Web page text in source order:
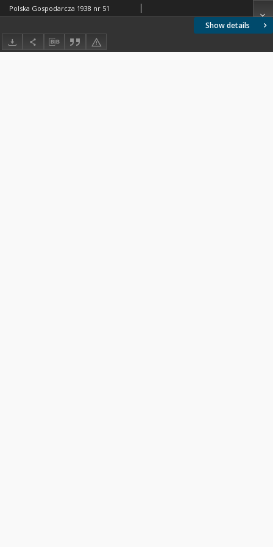
Show details
Polska Gospodarcza 1938 nr 51